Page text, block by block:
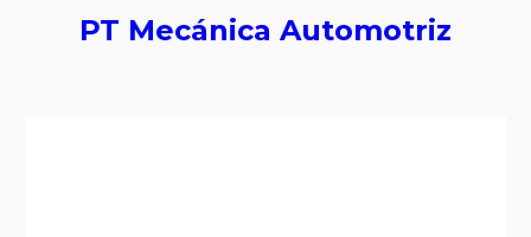
PT Mecánica Automotriz